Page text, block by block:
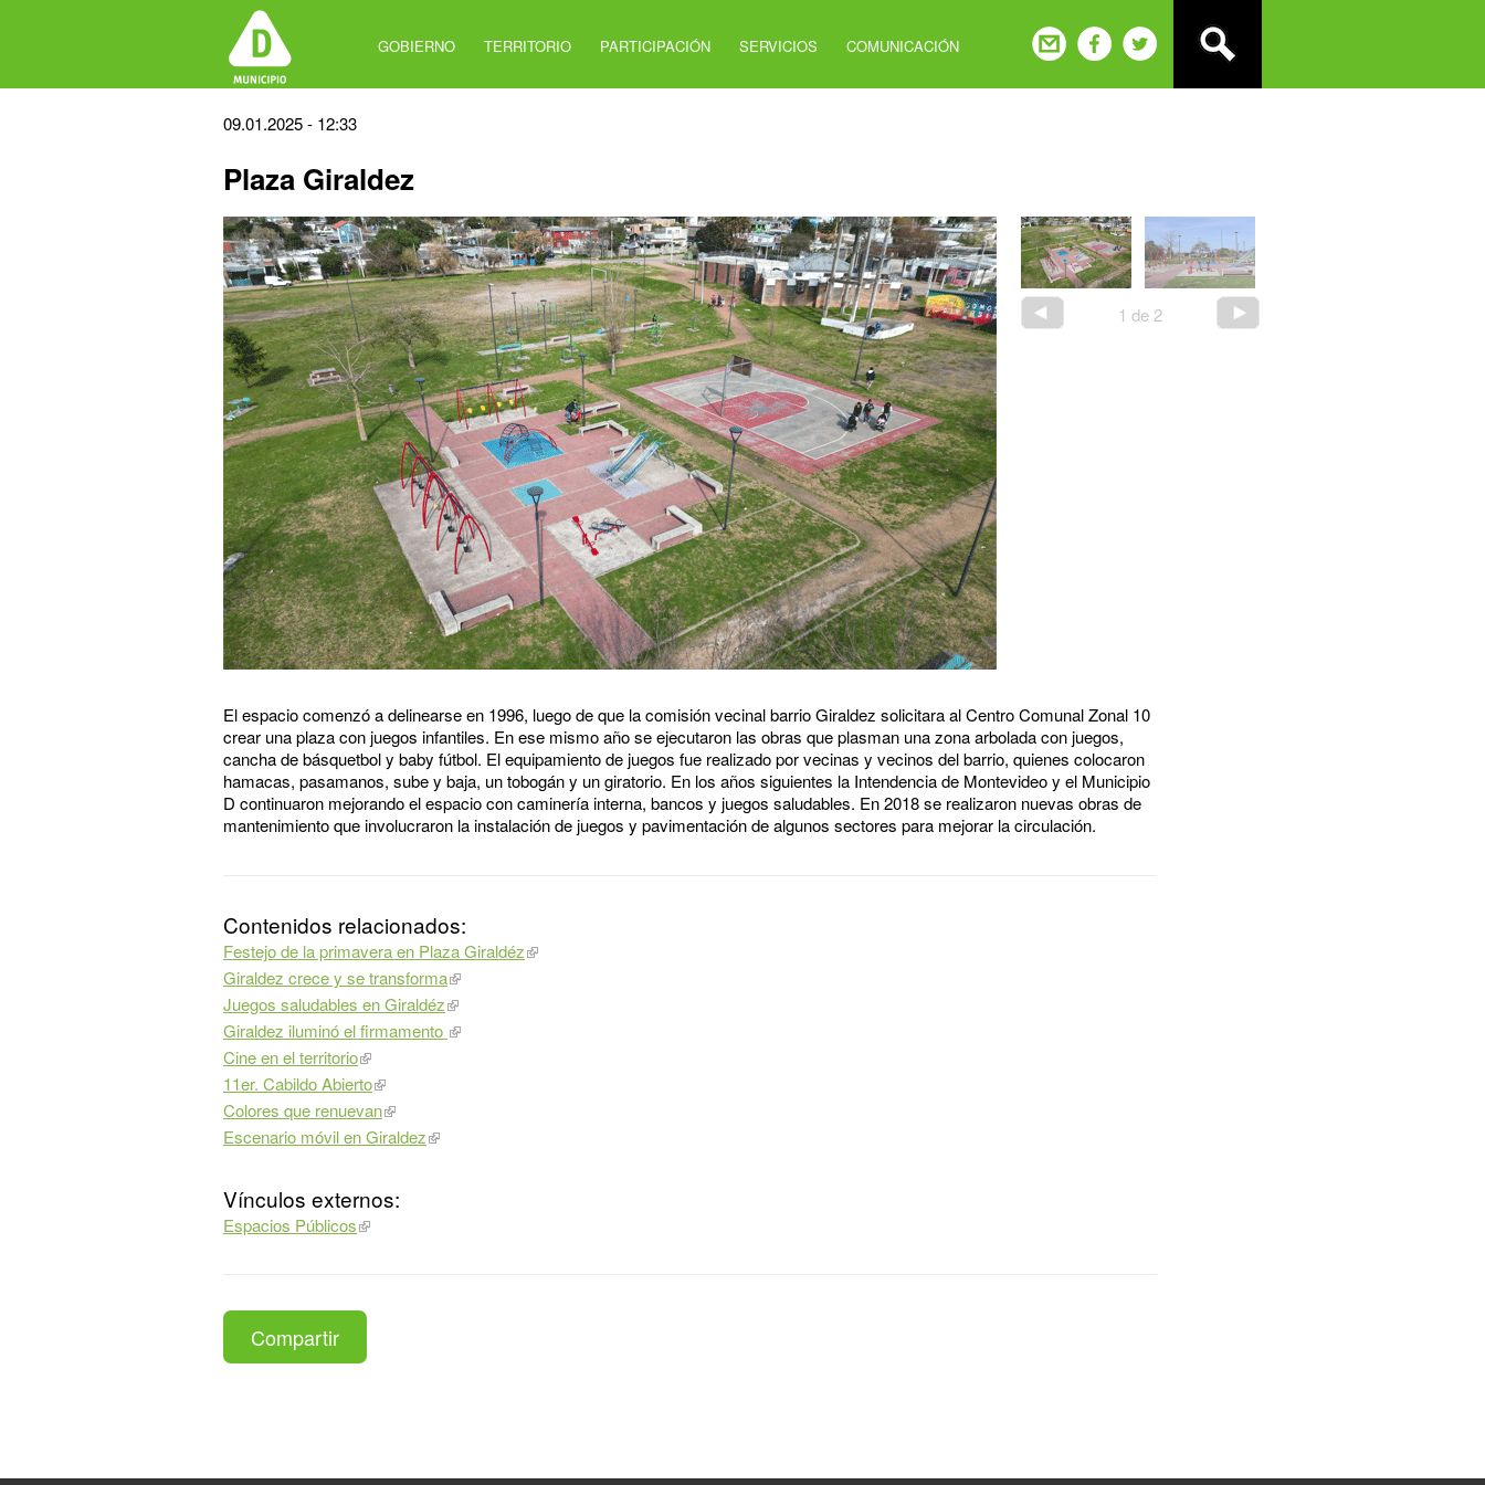
GOBIERNO TERRITORIO PARTICIPACIÓN SERVICIOS COMUNICACIÓN
Back
top
09.01.2025 - 12:33
Plaza Giraldez
2 de 2
El espacio comenzó a delinearse en 1996, luego de que la comisión vecinal barrio Giraldez solicitara al Centro Comunal Zonal 10
crear una plaza con juegos infantiles. En ese mismo año se ejecutaron las obras que plasman una zona arbolada con juegos,
cancha de básquetbol y baby fútbol. El equipamiento de juegos fue realizado por vecinas y vecinos del barrio, quienes colocaron
hamacas, pasamanos, sube y baja, un tobogán y un giratorio. En los años siguientes la Intendencia de Montevideo y el Municipio
D continuaron mejorando el espacio con caminería interna, bancos y juegos saludables. En 2018 se realizaron nuevas obras de
mantenimiento que involucraron la instalación de juegos y pavimentación de algunos sectores para mejorar la circulación.
Contenidos relacionados:
Festejo de la primavera en Plaza Giraldéz
Giraldez crece y se transforma
Juegos saludables en Giraldéz
Giraldez iluminó el firmamento
Cine en el territorio
11er. Cabildo Abierto
Colores que renuevan
Escenario móvil en Giraldez
Vínculos externos:
Espacios Públicos
Compartir